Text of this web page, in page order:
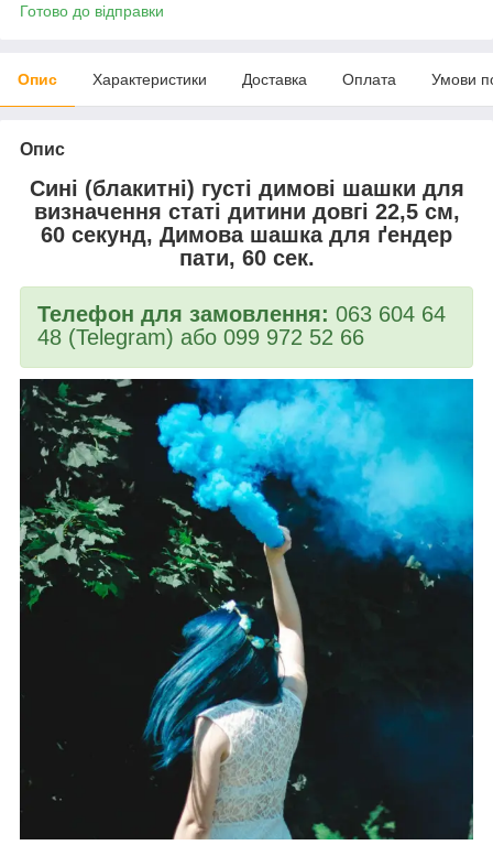
Готово до відправки
Опис Характеристики Доставка Оплата Умови
Опис
Сині (блакитні) густі димові шашки для
визначення статі дитини довгі 22,5 см,
60 секунд, Димова шашка для ґендер
пати, 60 сек.
Телефон для замовлення: 063 604 64
48 (Telegram) або 099 972 52 66